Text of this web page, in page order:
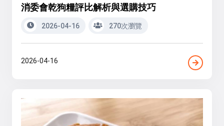
消委會乾狗糧評比解析與選購技巧
2026-04-16 270次瀏覽
2026-04-16